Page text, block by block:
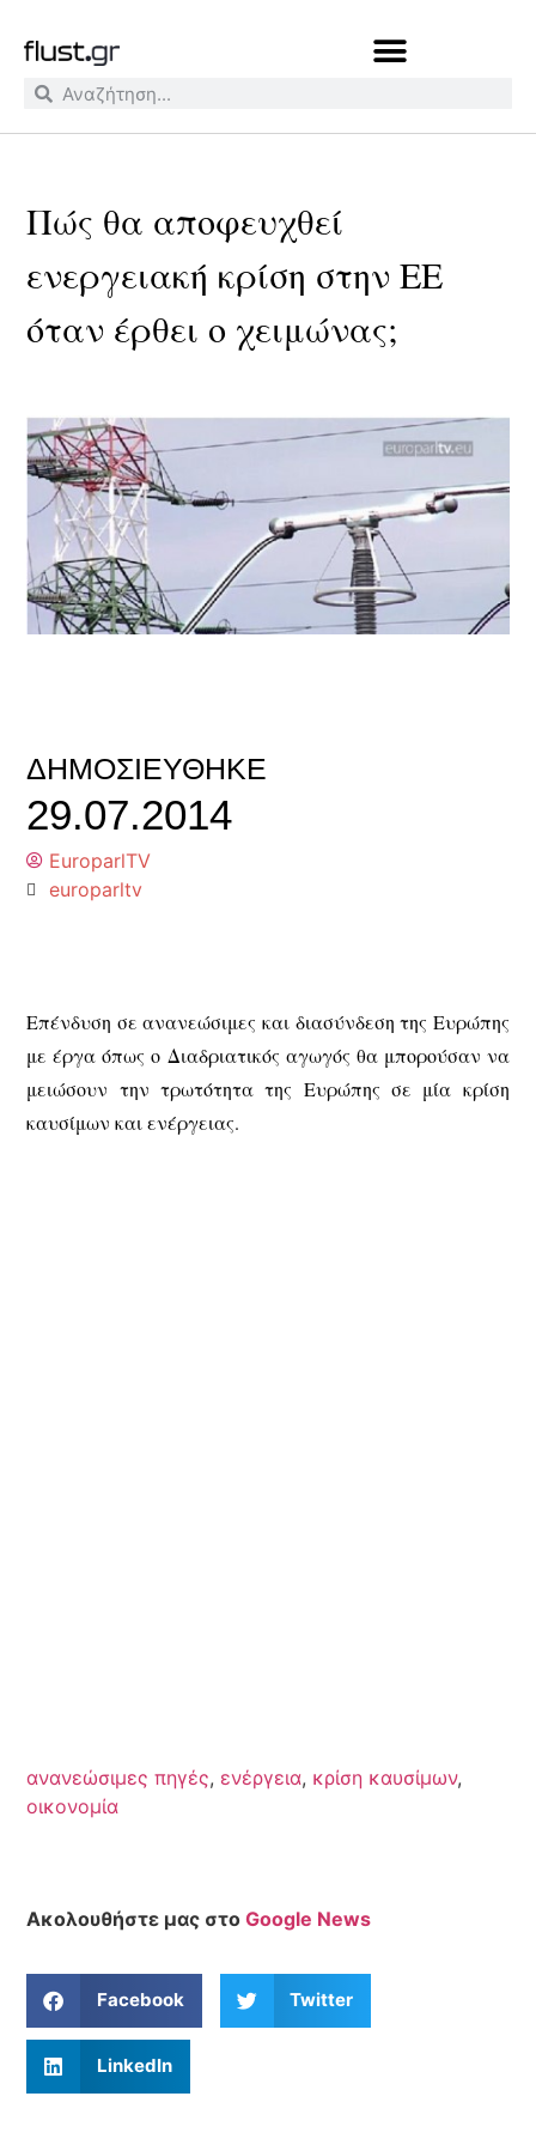
Πώς θα αποφευχθεί
ενεργειακή κρίση στην ΕΕ
όταν έρθει ο χειμώνας;
ΔΗΜΟΣΙΕΎΘΗΚΕ
29.07.2014
EuroparlTV
europarltv
Επένδυση σε ανανεώσιμες και διασύνδεση της Ευρώπης
με έργα όπως ο Διαδριατικός αγωγός θα μπορούσαν να
μειώσουν την τρωτότητα της Ευρώπης σε μία κρίση
καυσίμων και ενέργειας.
ανανεώσιμες πηγές, ενέργεια, κρίση καυσίμων,
οικονομία
Ακολουθήστε μας στοGoogle News
Facebook Twitter
LinkedIn